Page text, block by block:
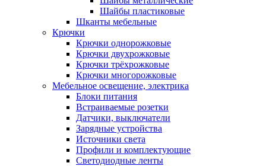
Шайбы пластиковые
Шканты мебельные
Крючки
Крючки однорожковые
Крючки двухрожковые
Крючки трёхрожковые
Крючки многорожковые
Мебельное освещение, электрика
Блоки питания
Встраиваемые розетки
Датчики, выключатели
Зарядные устройства
Источники света
Профили и комплектующие
Светодиодные ленты